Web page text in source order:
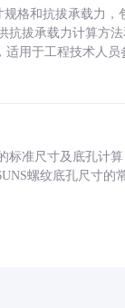
格和抗拔承载力
抗拔承载力计算方
用于工程技术人员
标准尺寸及底孔计
螺纹底孔尺寸